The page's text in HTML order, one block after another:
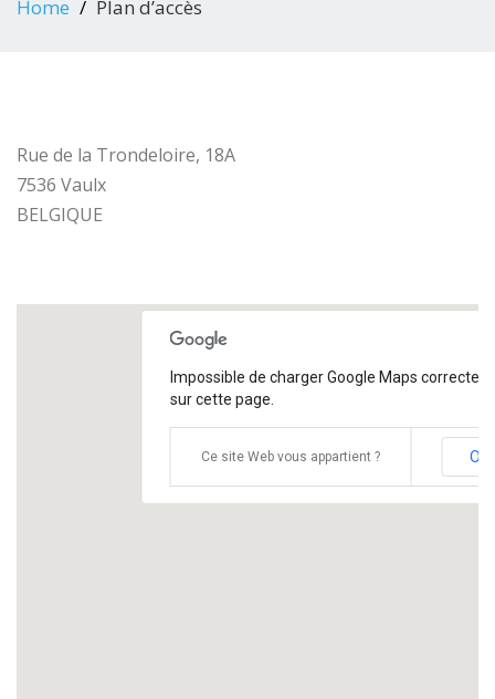
Home Plan d’accès
Rue de la Trondeloire, 18A
7536 Vaulx
BELGIQUE
Impossible de charger Google Maps
sur cette page.
Ce site Web vous appartient ? OK